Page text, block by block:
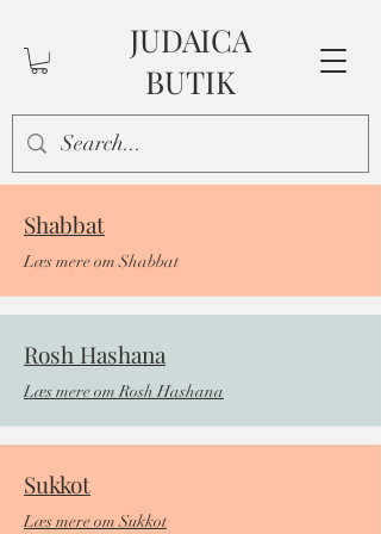
JUDAICA
BUTIK
Shabbat
Læs mere om Shabbat
Rosh Hashana
Læs mere om Rosh Hashana
Sukkot
Læs mere om Sukkot